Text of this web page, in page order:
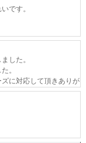
です。
した。
。
に対応して頂きありが